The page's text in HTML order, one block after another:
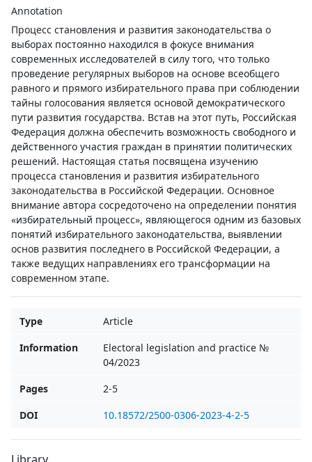
Annotation
Процесс становления и развития законодательства о
выборах постоянно находился в фокусе внимания
современных исследователей в силу того, что только
проведение регулярных выборов на основе всеобщего
равного и прямого избирательного права при соблюдении
тайны голосования является основой демократического
пути развития государства. Встав на этот путь, Российская
Федерация должна обеспечить возможность свободного и
действенного участия граждан в принятии политических
решений. Настоящая статья посвящена изучению
процесса становления и развития избирательного
законодательства в Российской Федерации. Основное
внимание автора сосредоточено на определении понятия
«избирательный процесс», являющегося одним из базовых
понятий избирательного законодательства, выявлении
основ развития последнего в Российской Федерации, а
также ведущих направлениях его трансформации на
современном этапе.
Type
Article
Information
Electoral legislation and practice №
04/2023
Pages
2-5
DOI
10.18572/2500-0306-2023-4-2-5